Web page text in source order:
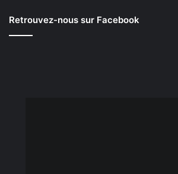
Retrouvez-nous sur Facebook